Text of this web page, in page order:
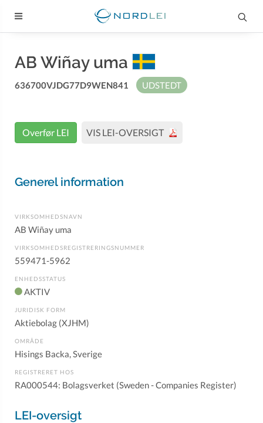
AB Wiñay uma
636700VJDG77D9WEN841 UDSTEDT
Overfør LEI VIS LEI-OVERSIGT
Generel information
VIRKSOMHEDSNAVN
AB Wiñay uma
VIRKSOMHEDSREGISTRERINGSNUMMER
559471-5962
ENHEDSSTATUS
AKTIV
JURIDISK FORM
Aktiebolag (XJHM)
OMRÅDE
Hisings Backa, Sverige
REGISTRERET HOS
RA000544: Bolagsverket (Sweden - Companies Register)
LEI-oversigt